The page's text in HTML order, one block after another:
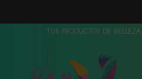
TUS PRODUCTOS DE